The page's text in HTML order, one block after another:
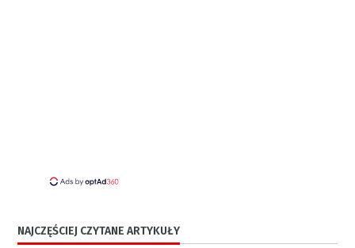
NAJCZĘŚCIEJ CZYTANE ARTYKUŁY